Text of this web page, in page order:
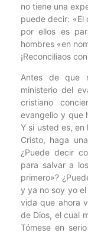
no tiene una
puede decir: «El
por ellos es
hombres «en
¡Reconciliaos
Antes de que
ministerio del
cristiano
evangelio y que
Y si usted es, en
Cristo, haga
¿Puede decir
para salvar a
primero»?
y ya no soy yo
vida que ahora
de Dios, el cual
Tómese en